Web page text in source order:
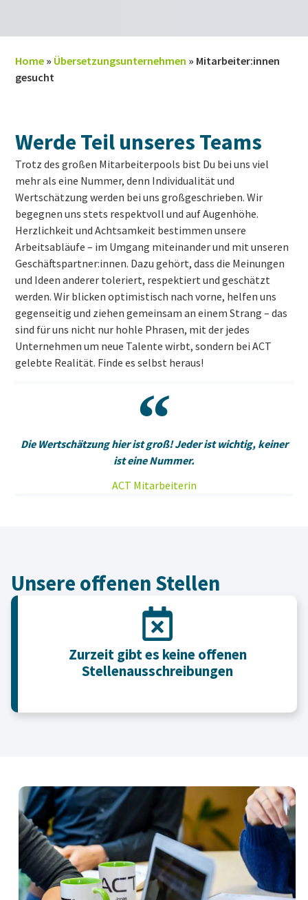
Home » Übersetzungsunternehmen » Mitarbeiter:innen
gesucht
Werde Teil unseres Teams
Trotz des großen Mitarbeiterpools bist Du bei uns viel
mehr als eine Nummer, denn Individualität und
Wertschätzung werden bei uns großgeschrieben. Wir
begegnen uns stets respektvoll und auf Augenhöhe.
Herzlichkeit und Achtsamkeit bestimmen unsere
Arbeitsabläufe – im Umgang miteinander und mit unseren
Geschäftspartner:innen. Dazu gehört, dass die Meinungen
und Ideen anderer toleriert, respektiert und geschätzt
werden. Wir blicken optimistisch nach vorne, helfen uns
gegenseitig und ziehen gemeinsam an einem Strang – das
sind für uns nicht nur hohle Phrasen, mit der jedes
Unternehmen um neue Talente wirbt, sondern bei ACT
gelebte Realität. Finde es selbst heraus!
Die Wertschätzung hier ist groß! Jeder ist wichtig, keiner
ist eine Nummer.
ACT Mitarbeiterin
Unsere offenen Stellen
Zurzeit gibt es keine offenen
Stellenausschreibungen